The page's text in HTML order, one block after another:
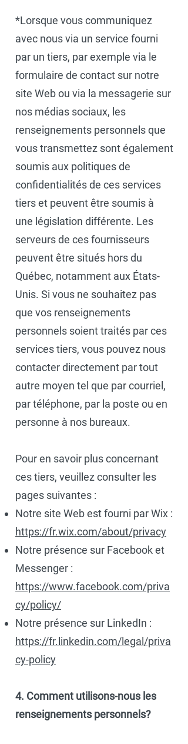
*Lorsque vous communiquez
avec nous via un service fourni
par un tiers, par exemple via le
formulaire de contact sur notre
site Web ou via la messagerie sur
nos médias sociaux, les
renseignements personnels que
vous transmettez sont également
soumis aux politiques de
confidentialités de ces services
tiers et peuvent être soumis à
une législation différente. Les
serveurs de ces fournisseurs
peuvent être situés hors du
Québec, notamment aux États-
Unis. Si vous ne souhaitez pas
que vos renseignements
personnels soient traités par ces
services tiers, vous pouvez nous
contacter directement par tout
autre moyen tel que par courriel,
par téléphone, par la poste ou en
personne à nos bureaux.
Pour en savoir plus concernant
ces tiers, veuillez consulter les
pages suivantes :
Notre site Web est fourni par Wix :
https://fr.wix.com/about/privacy
Notre présence sur Facebook et
Messenger :
https://www.facebook.com/priva
cy/policy/
Notre présence sur LinkedIn :
https://fr.linkedin.com/legal/priva
cy-policy
4. Comment utilisons-nous les
renseignements personnels?